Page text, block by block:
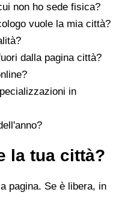
non ho sede fisica?
vuole la mia città?
dalla pagina città?
in
la tua città?
pagina. Se è libera, in